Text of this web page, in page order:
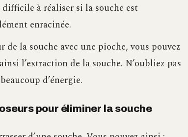
à réaliser si la souche est
enracinée.
la souche avec une pioche, vous pouvez
l’extraction de la souche. N’oubliez pas
d’énergie.
pour éliminer la souche